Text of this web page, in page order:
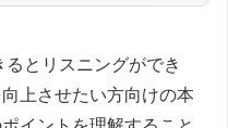
とリスニングができ
上させたい方向けの本